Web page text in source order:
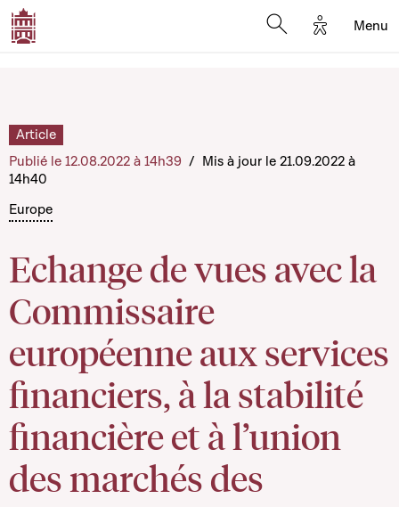
Options
Menu
Europe
Echange de vues avec la
Commissaire
européenne aux services
financiers, à la stabilité
financière et à l’union
des marchés des
Article
Publié le 12.08.2022 à 14h39 / Mis à jour le 21.09.2022 à
14h40